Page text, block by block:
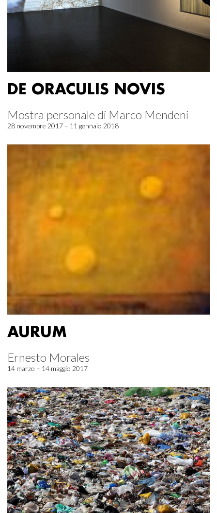
DE ORACULIS NOVIS
Mostra personale di Marco Mendeni
28 novembre 2017 – 11 gennaio 2018
AURUM
Ernesto Morales
14 marzo – 14 maggio 2017